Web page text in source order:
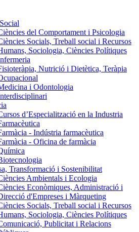
del Comportament i Psicologia
Socials, Treball social i Recursos
Sociologia, Ciències Polítiques
Nutrició i Dietètica, Teràpia
i Odontologia
d’Especialització en la Industria
- Indústria farmacèutica
- Oficina de farmàcia
Transformació i Sostenibilitat
Ambientals i Ecologia
Econòmiques, Administració i
d'Empreses i Màrqueting
Socials, Treball social i Recursos
Sociologia, Ciències Polítiques
Publicitat i Relacions